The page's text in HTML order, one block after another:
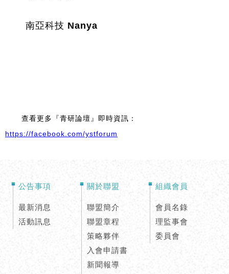
	南亞科技 Nanya
查看更多『青研論壇』即時資訊：
https://facebook.com/ystforum
公告事項
最新消息
活動訊息
關於聯盟
聯盟簡介
聯盟章程
策略夥伴
入會申請書
新聞報導
組織會員
會員名錄
理監事會
委員會